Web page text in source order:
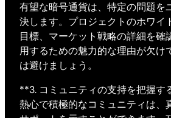
有望な暗号通貨は、特定の問題を
決します。プロジェクトのホワイ
目標、マーケット戦略の詳細を確
用するための魅力的な理由が欠け
は避けましょう。
**3. コミュニティの支持を把握す
熱心で積極的なコミュニティは、